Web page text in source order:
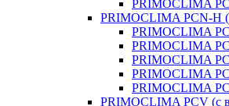
PRIMOCLIMA
PRIMOCLIMA PCN-H
PRIMOCLIMA
PRIMOCLIMA
PRIMOCLIMA
PRIMOCLIMA
PRIMOCLIMA
PRIMOCLIMA PCV (c